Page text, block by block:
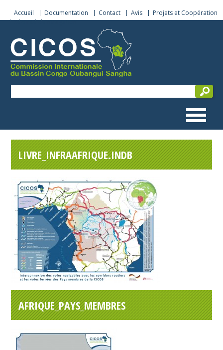
Accueil Documentation Contact Avis
Projets et Coopération
Sécurité de navigation
LIVRE_INFRAAFRIQUE.INDB
AFRIQUE_PAYS_MEMBRES